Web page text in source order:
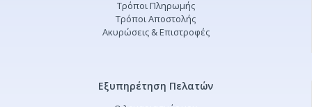
Τρόποι Πληρωμής
Τρόποι Αποστολής
Ακυρώσεις & Επιστροφές
Εξυπηρέτηση Πελατών